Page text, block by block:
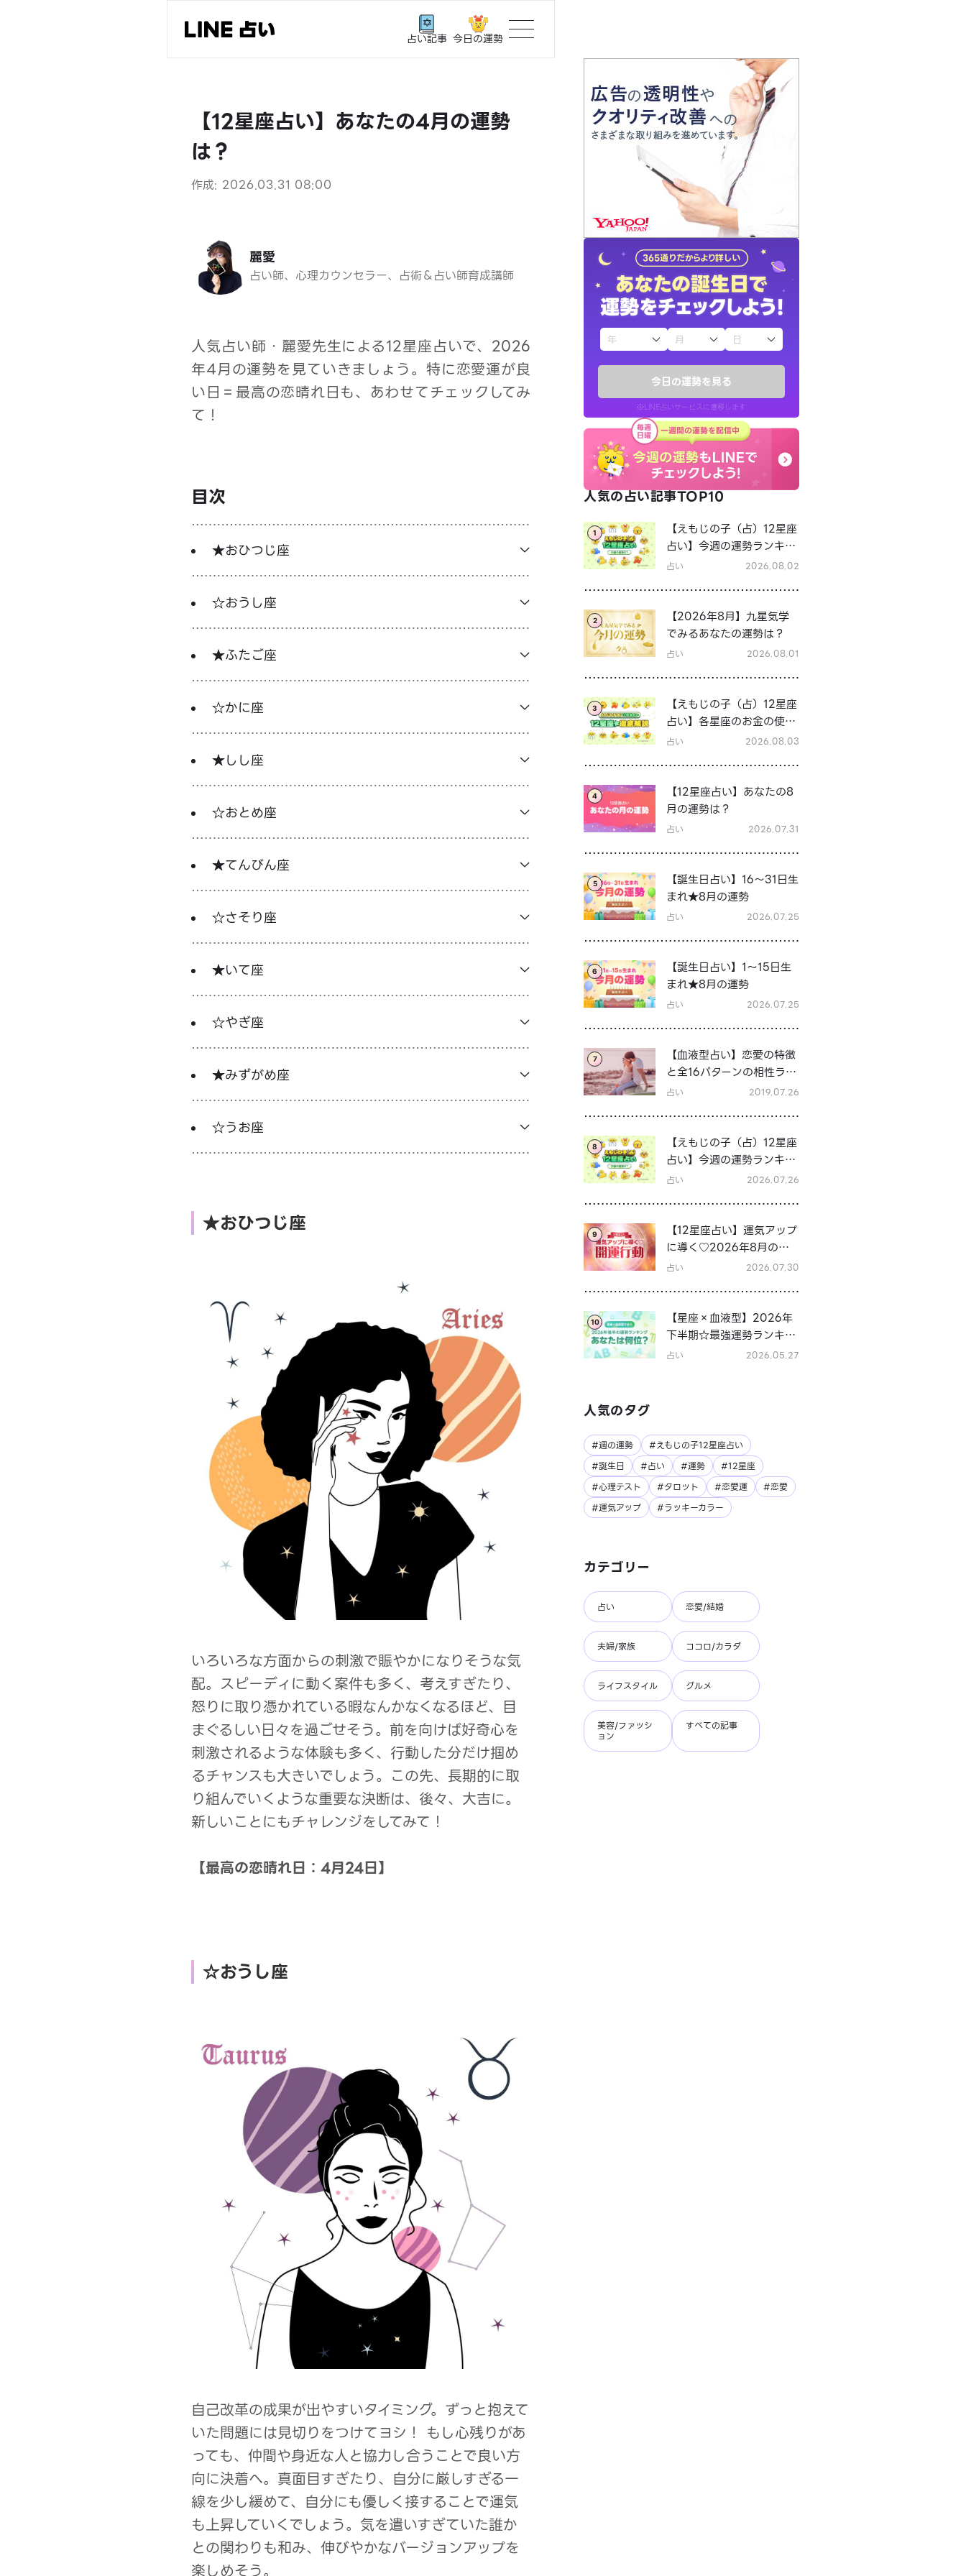
今日の運勢を見る
※LINE占いサービスに遷移します
人気の占い記事TOP10
1
【えもじの子（占）12星座
占い】今週の運勢ランキン
グ！8月3日～8月9日の運
占い 2026.08.02
2
【2026年8月】九星気学
でみるあなたの運勢は？
占い 2026.08.01
3
【えもじの子（占）12星座
占い】各星座のお金の使い
方と貯金の傾向は？12星座
占い 2026.08.03
4
【12星座占い】あなたの8
月の運勢は？
占い 2026.07.31
5
【誕生日占い】16～31日生
まれ★8月の運勢
占い 2026.07.25
6
【誕生日占い】1～15日生
まれ★8月の運勢
占い 2026.07.25
7
【血液型占い】恋愛の特徴
と全16パターンの相性ラン
キング＆シーン別の恋テク
占い 2019.07.26
8
【えもじの子（占）12星座
占い】今週の運勢ランキン
グ！7月27日～8月2日の運
占い 2026.07.26
9
【12星座占い】運気アップ
に導く♡2026年8月の開
運行動
占い 2026.07.30
10
【星座×血液型】2026年
下半期☆最強運勢ランキン
グ
占い 2026.05.27
人気のタグ
#週の運勢
#えもじの子12星座占い
#誕生日
#占い #運勢
#12星座
#心理テスト
#タロット #恋愛運
#恋愛
#運気アップ
#ラッキーカラー
カテゴリー
占い 恋愛/結婚
夫婦/家族 ココロ/カラダ
ライフスタイル グルメ
美容/ファッシ
ョン
すべての記事
占い記事 今日の運勢
トップ
ユーザーの声
占いの流れ
おすすめの占い師
よくある質問
えもじの子（占）12星座占い
お知らせ
LINE占いを開く
※LINEアプリ内のサービスページへ遷移します
【12星座占い】あなたの4月の運勢
は？
作成: 2026.03.31 08:00
麗愛
占い師、心理カウンセラー、占術＆占い師育成講師
人気占い師・麗愛先生による12星座占いで、2026
年4月の運勢を見ていきましょう。特に恋愛運が良
い日＝最高の恋晴れ日も、あわせてチェックしてみ
て！
目次
★おひつじ座
☆おうし座
★ふたご座
☆かに座
★しし座
☆おとめ座
★てんびん座
☆さそり座
★いて座
☆やぎ座
★みずがめ座
☆うお座
★おひつじ座
いろいろな方面からの刺激で賑やかになりそうな気
配。スピーディに動く案件も多く、考えすぎたり、
怒りに取り憑かれている暇なんかなくなるほど、目
まぐるしい日々を過ごせそう。前を向けば好奇心を
刺激されるような体験も多く、行動した分だけ掴め
るチャンスも大きいでしょう。この先、長期的に取
り組んでいくような重要な決断は、後々、大吉に。
新しいことにもチャレンジをしてみて！
【最高の恋晴れ日：4月24日】
☆おうし座
自己改革の成果が出やすいタイミング。ずっと抱えて
いた問題には見切りをつけてヨシ！ もし心残りがあ
っても、仲間や身近な人と協力し合うことで良い方
向に決着へ。真面目すぎたり、自分に厳しすぎる一
線を少し緩めて、自分にも優しく接することで運気
も上昇していくでしょう。気を遣いすぎていた誰か
との関わりも和み、伸びやかなバージョンアップを
楽しめそう。